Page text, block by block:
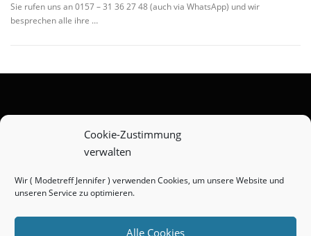
Cookie-Zustimmung
verwalten
Wir ( Modetreff Jennifer ) verwenden Cookies, um unsere Website und
unseren Service zu optimieren.
Alle Cookies
Sie rufen uns an 0157 – 31 36 27 48 (auch via WhatsApp) und wir
besprechen alle ihre …
AGB
Impressum